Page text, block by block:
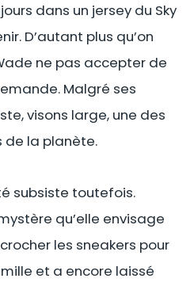
dans un jersey du Sky
D’autant plus qu’on
ne pas accepter de
Malgré ses
visons large, une des
de la planète.
subsiste toutefois.
qu’elle envisage
les sneakers pour
et a encore laissé